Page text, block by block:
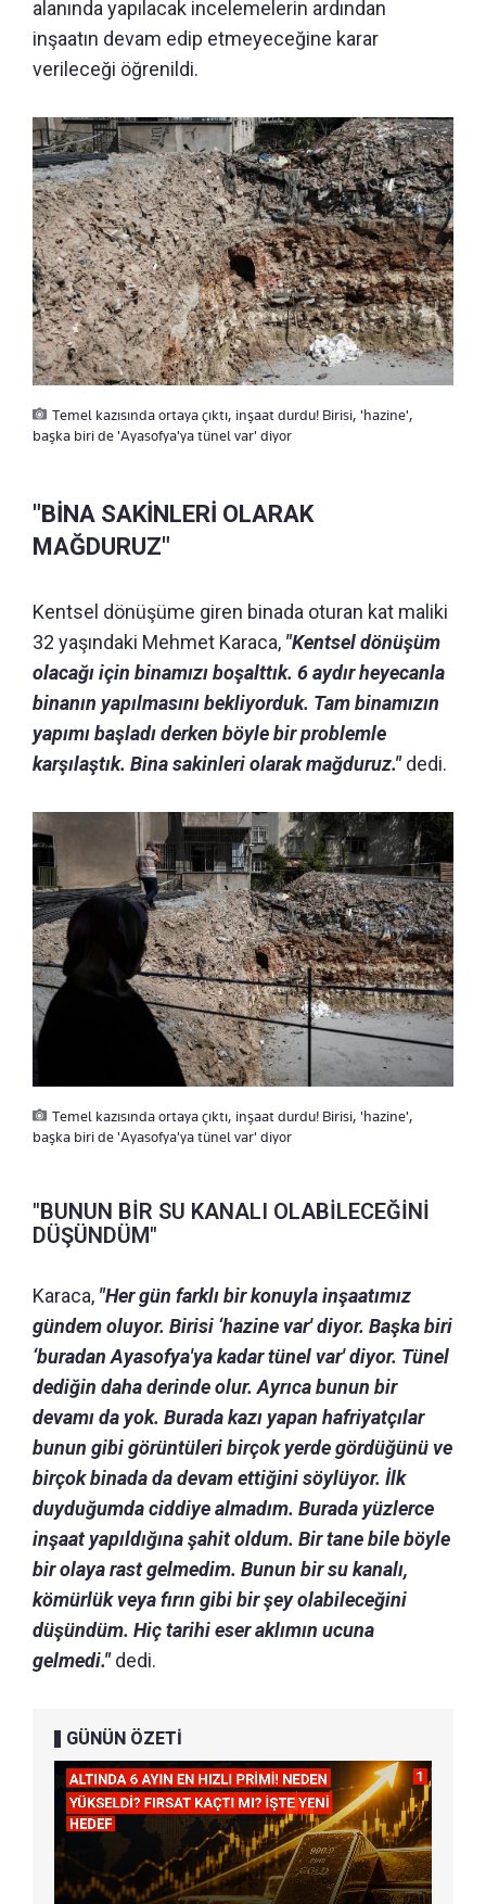
alanında yapılacak incelemelerin ardından
inşaatın devam edip etmeyeceğine karar
verileceği öğrenildi.
Temel kazısında ortaya çıktı, inşaat durdu! Birisi, 'hazine',
başka biri de 'Ayasofya'ya tünel var' diyor
"BİNA SAKİNLERİ OLARAK
MAĞDURUZ"
Kentsel dönüşüme giren binada oturan kat maliki
32 yaşındaki Mehmet Karaca, "Kentsel dönüşüm
olacağı için binamızı boşalttık. 6 aydır heyecanla
binanın yapılmasını bekliyorduk. Tam binamızın
yapımı başladı derken böyle bir problemle
karşılaştık. Bina sakinleri olarak mağduruz."dedi.
Temel kazısında ortaya çıktı, inşaat durdu! Birisi, 'hazine',
başka biri de 'Ayasofya'ya tünel var' diyor
"BUNUN BİR SU KANALI OLABİLECEĞİNİ
DÜŞÜNDÜM"
Karaca, "Her gün farklı bir konuyla inşaatımız
gündem oluyor. Birisi ‘hazine var' diyor. Başka biri
‘buradan Ayasofya'ya kadar tünel var' diyor. Tünel
dediğin daha derinde olur. Ayrıca bunun bir
devamı da yok. Burada kazı yapan hafriyatçılar
bunun gibi görüntüleri birçok yerde gördüğünü ve
birçok binada da devam ettiğini söylüyor. İlk
duyduğumda ciddiye almadım. Burada yüzlerce
inşaat yapıldığına şahit oldum. Bir tane bile böyle
bir olaya rast gelmedim. Bunun bir su kanalı,
kömürlük veya fırın gibi bir şey olabileceğini
düşündüm. Hiç tarihi eser aklımın ucuna
gelmedi."dedi.
GÜNÜN ÖZETİ